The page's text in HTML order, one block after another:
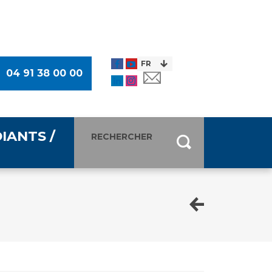
04 91 38 00 00
/